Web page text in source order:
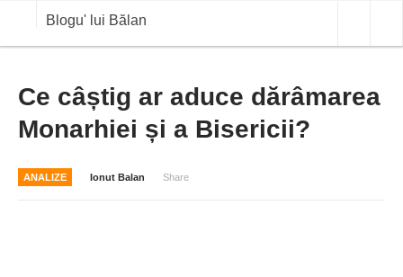
Blogu' lui Bălan
ANALIZE
Ce câștig ar aduce dărâmarea
Monarhiei și a Bisericii?
ANALIZE Ionut Balan Share